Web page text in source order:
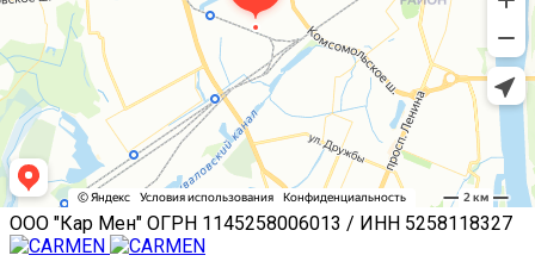
ООО "Кар Мен" ОГРН 1145258006013 / ИНН 5258118327